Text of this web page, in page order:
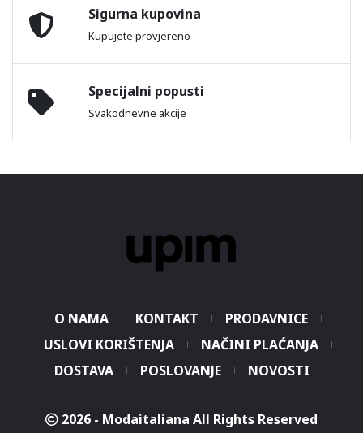
Sigurna kupovina
Kupujete provjereno
Specijalni popusti
Svakodnevne akcije
O NAMA KONTAKT
PRODAVNICE
USLOVI KORIŠTENJA
NAČINI PLAĆANJA
DOSTAVA
POSLOVANJE NOVOSTI
2026 - Modaitaliana All Rights Reserved